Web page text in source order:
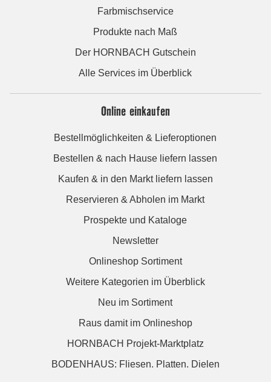
Farbmischservice
Produkte nach Maß
Der HORNBACH Gutschein
Alle Services im Überblick
Online einkaufen
Bestellmöglichkeiten & Lieferoptionen
Bestellen & nach Hause liefern lassen
Kaufen & in den Markt liefern lassen
Reservieren & Abholen im Markt
Prospekte und Kataloge
Newsletter
Onlineshop Sortiment
Weitere Kategorien im Überblick
Neu im Sortiment
Raus damit im Onlineshop
HORNBACH Projekt-Marktplatz
BODENHAUS: Fliesen. Platten. Dielen